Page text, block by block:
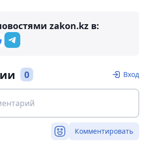
zakon.kz в:
0 Вход
Комментировать